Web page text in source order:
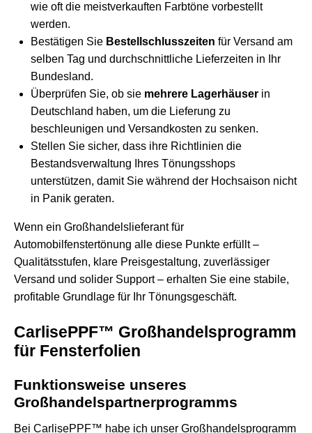
wie oft die meistverkauften Farbtöne vorbestellt
werden.
Bestätigen Sie Bestellschlusszeiten für Versand am
selben Tag und durchschnittliche Lieferzeiten in Ihr
Bundesland.
Überprüfen Sie, ob sie mehrere Lagerhäuser in
Deutschland haben, um die Lieferung zu
beschleunigen und Versandkosten zu senken.
Stellen Sie sicher, dass ihre Richtlinien die
Bestandsverwaltung Ihres Tönungsshops
unterstützen, damit Sie während der Hochsaison nicht
in Panik geraten.
Wenn ein Großhandelslieferant für
Automobilfenstertönung alle diese Punkte erfüllt –
Qualitätsstufen, klare Preisgestaltung, zuverlässiger
Versand und solider Support – erhalten Sie eine stabile,
profitable Grundlage für Ihr Tönungsgeschäft.
CarlisePPF™ Großhandelsprogramm
für Fensterfolien
Funktionsweise unseres
Großhandelspartnerprogramms
Bei CarlisePPF™ habe ich unser Großhandelsprogramm